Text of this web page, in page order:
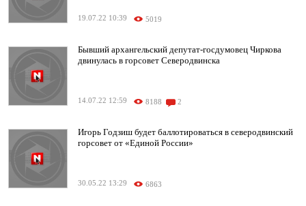
19.07.22 10:39 5019
Бывший архангельский депутат-госдумовец Чиркова
двинулась в горсовет Северодвинска
14.07.22 12:59 8188 2
Игорь Годзиш будет баллотироваться в северодвинский
горсовет от «Единой России»
30.05.22 13:29 6863